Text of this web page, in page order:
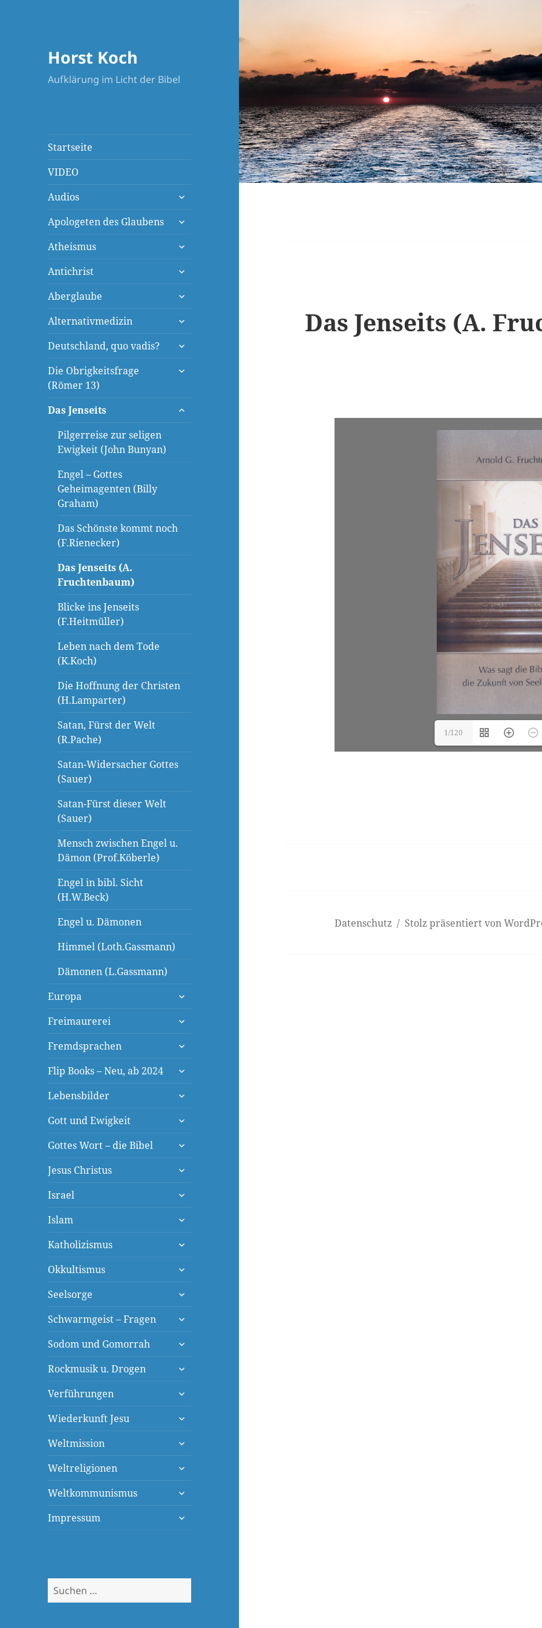
Horst Koch
Aufklärung im Licht der Bibel
Startseite
VIDEO
Audios
untermenü
Apologeten des Glaubens
untermenü
Atheismus
untermenü
Antichrist
untermenü
Aberglaube
untermenü
Alternativmedizin
untermenü
Deutschland, quo vadis?
untermenü
Die Obrigkeitsfrage
(Römer 13)
untermenü
Das Jenseits
untermenü
Pilgerreise zur seligen
Ewigkeit (John Bunyan)
Engel – Gottes
Geheimagenten (Billy
Graham)
Das Schönste kommt noch
(F.Rienecker)
Das Jenseits (A.
Fruchtenbaum)
Blicke ins Jenseits
(F.Heitmüller)
Leben nach dem Tode
(K.Koch)
Die Hoffnung der Christen
(H.Lamparter)
Satan, Fürst der Welt
(R.Pache)
Satan-Widersacher Gottes
(Sauer)
Satan-Fürst dieser Welt
(Sauer)
Mensch zwischen Engel u.
Dämon (Prof.Köberle)
Engel in bibl. Sicht
(H.W.Beck)
Engel u. Dämonen
Himmel (Loth.Gassmann)
Dämonen (L.Gassmann)
Europa
untermenü
Freimaurerei
untermenü
Fremdsprachen
untermenü
Flip Books – Neu, ab 2024
untermenü
Lebensbilder
untermenü
Gott und Ewigkeit
untermenü
Gottes Wort – die Bibel
untermenü
Jesus Christus
untermenü
Israel
untermenü
Islam
untermenü
Katholizismus
untermenü
Okkultismus
untermenü
Seelsorge
untermenü
Schwarmgeist – Fragen
untermenü
Sodom und Gomorrah
untermenü
Rockmusik u. Drogen
untermenü
Verführungen
untermenü
Wiederkunft Jesu
untermenü
Weltmission
untermenü
Weltreligionen
untermenü
Weltkommunismus
untermenü
Impressum
untermenü
Suchen
nach:
Das Jenseits (A.
1/120
Datenschutz Stolz präsentiert von